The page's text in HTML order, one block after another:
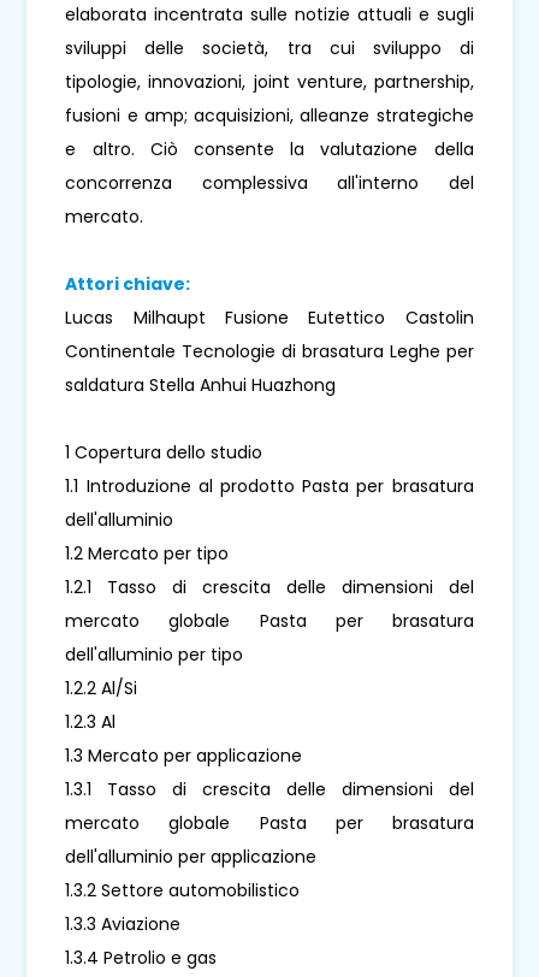
elaborata incentrata sulle notizie attuali e sugli
sviluppi delle società, tra cui sviluppo di
tipologie, innovazioni, joint venture, partnership,
fusioni e amp; acquisizioni, alleanze strategiche
e altro. Ciò consente la valutazione della
concorrenza complessiva all'interno del
mercato.
Attori chiave:
Lucas Milhaupt Fusione Eutettico Castolin
Continentale Tecnologie di brasatura Leghe per
saldatura Stella Anhui Huazhong
1 Copertura dello studio
1.1 Introduzione al prodotto Pasta per brasatura
dell'alluminio
1.2 Mercato per tipo
1.2.1 Tasso di crescita delle dimensioni del
mercato globale Pasta per brasatura
dell'alluminio per tipo
1.2.2 Al/Si
1.2.3 Al
1.3 Mercato per applicazione
1.3.1 Tasso di crescita delle dimensioni del
mercato globale Pasta per brasatura
dell'alluminio per applicazione
1.3.2 Settore automobilistico
1.3.3 Aviazione
1.3.4 Petrolio e gas